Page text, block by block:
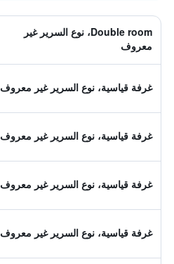
Double room، نوع السرير غير
معروف
غرفة قياسية، نوع السرير غير معروف
غرفة قياسية، نوع السرير غير معروف
غرفة قياسية، نوع السرير غير معروف
غرفة قياسية، نوع السرير غير معروف